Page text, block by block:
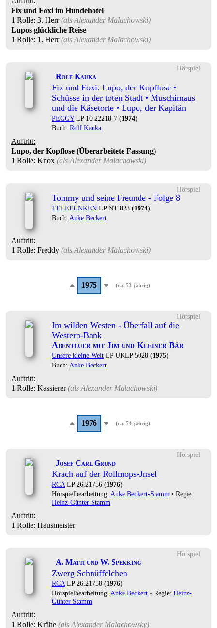
Fix und Foxi im Hundehotel
1 Rolle: 3. Herr(als Alexander Malachowski)
Lupos glückliche Reise
1 Rolle: 1. Herr(als Alexander Malachowski)
Hörspiel
Rolf Kauka
Fix und Foxi: Lupo, der Kopflose •
Schüsse in der toten Stadt • Muschimaus
und die Käsetorte • Lupo, der Kapitän
PEGGYLP 10 22218-7 (1974)
Buch: Rolf Kauka
Auftritt:
Lupo, der Kopflose (Überarbeitete Fassung)
1 Rolle: Knox (als Alexander Malachowski)
Hörspiel
Tommy und seine Freunde - Folge 8
TELEFUNKEN LP NT 823 (1974)
Buch: Anke Beckert
Auftritt:
1 Rolle: Freddy (als Alexander Malachowski)
1975 (ca. 53-jährig)
Hörspiel
Im wilden Westen - Überfall auf die
Western-Bank
Abenteuer mit Jim und Kleiner Bär
Unsere kleine Welt LP UKLP 5028 (1975)
Buch: Anke Beckert
Auftritt:
1 Rolle: Kassierer(als Alexander Malachowski)
1976 (ca. 54-jährig)
Hörspiel
Josef Carl Grund
Krach auf der Rollmops-Jnsel
RCA LP 26.21756 (1976)
Hörspielbearbeitung: Anke Beckert-Stamm • Regie:
Heinz-Günter Stamm
Auftritt:
1 Rolle: Hausmeister
Hörspiel
A. Matti und W. Spekking
Zwerg Schnüffelchen
RCA LP 26.21758 (1976)
Hörspielbearbeitung: Anke Beckert • Regie: Heinz-
Günter Stamm
Auftritt:
1 Rolle: Krähe (als Alexander Malachowsky)